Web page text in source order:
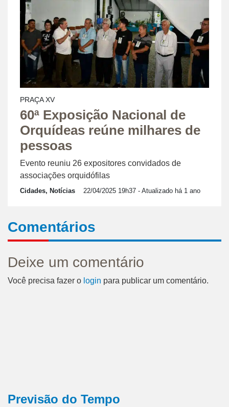
PRAÇA XV
60ª Exposição Nacional de
Orquídeas reúne milhares de
pessoas
Evento reuniu 26 expositores convidados de
associações orquidófilas
Cidades, Notícias 22/04/2025 19h37 - Atualizado há 1 ano
Comentários
Deixe um comentário
Você precisa fazer o login para publicar um comentário.
Previsão do Tempo